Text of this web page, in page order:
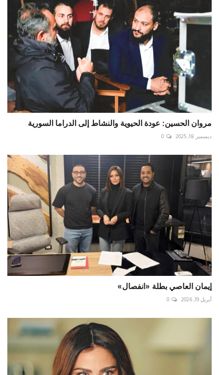
مروان الحسين: عودة الحيوية والنشاط إلى الدراما السورية
ديسمبر 18, 2025 0
إيمان العاصي بطلة «انفصال»
أبريل 19, 2026 0